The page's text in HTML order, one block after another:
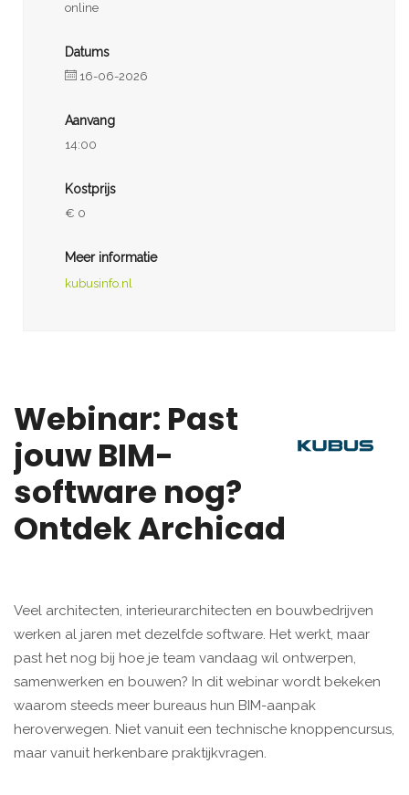
online
Datums
16-06-2026
Aanvang
14:00
Kostprijs
€ 0
Meer informatie
kubusinfo.nl
Webinar: Past
jouw BIM-
software nog?
Ontdek Archicad
Veel architecten, interieurarchitecten en bouwbedrijven
werken al jaren met dezelfde software. Het werkt, maar
past het nog bij hoe je team vandaag wil ontwerpen,
samenwerken en bouwen? In dit webinar wordt bekeken
waarom steeds meer bureaus hun BIM-aanpak
heroverwegen. Niet vanuit een technische knoppencursus,
maar vanuit herkenbare praktijkvragen.